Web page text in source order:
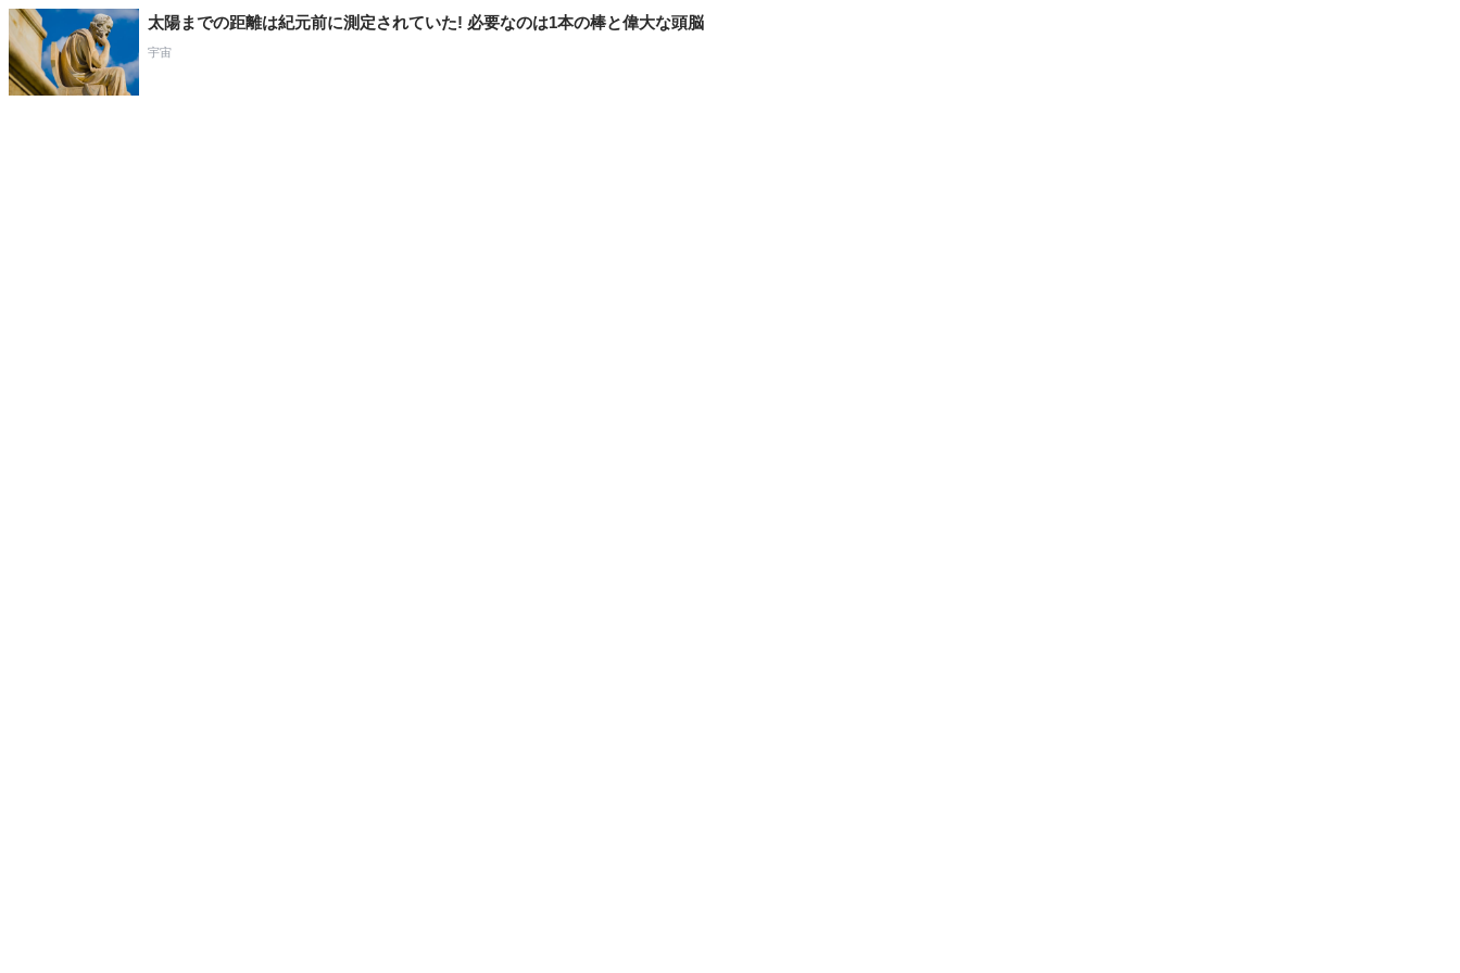
太陽までの距離は紀元前に測定されていた! 必要なのは1本の棒と偉大な頭脳
宇宙